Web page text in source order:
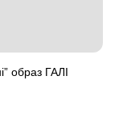
образ ГАЛІ